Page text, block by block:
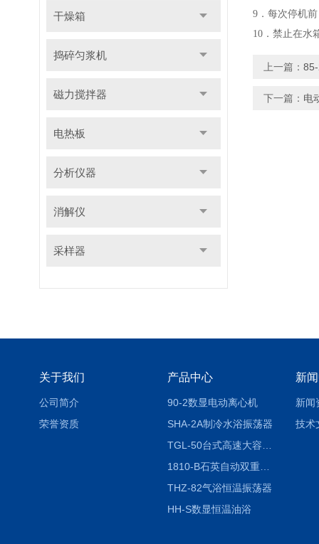
干燥箱
捣碎匀浆机
磁力搅拌器
电热板
分析仪器
消解仪
采样器
9 ．每次停机
10 ．禁止在水
上一篇：
下一篇： 电
关于我们
公司简介
荣誉资质
产品中心
90-2数显电动离心机
SHA-2A制冷水浴振荡器
1810-B石英自动双重纯水蒸馏水器
THZ-82气浴恒温振荡器
HH-S数显恒温油浴
新
新闻
技术